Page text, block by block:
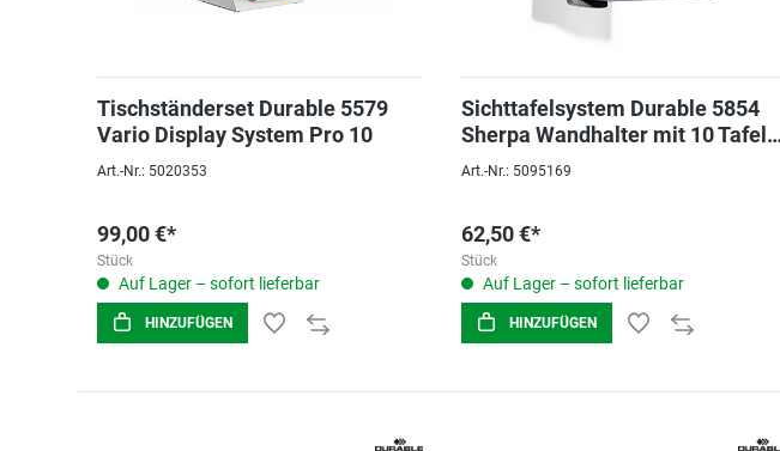
Tischständerset Durable 5579
Vario Display System Pro 10
Art.-Nr.: 5020353
99,00 €*
Stück
Auf Lager – sofort lieferbar
HINZUFÜGEN
Sichttafelsystem Durable 5854
Sherpa Wandhalter mit 10 Tafeln
schwarz/grau
Art.-Nr.: 5095169
62,50 €*
Stück
Auf Lager – sofort lieferbar
HINZUFÜGEN